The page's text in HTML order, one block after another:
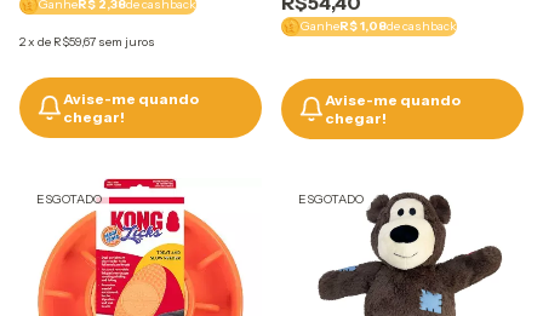
GanheR$ 2,38de cashback
2x de R$59,67 sem juros
Avise-me quando
chegar!
GanheR$ 1,08de cashback
Avise-me quando
chegar!
ESGOTADO ESGOTADO